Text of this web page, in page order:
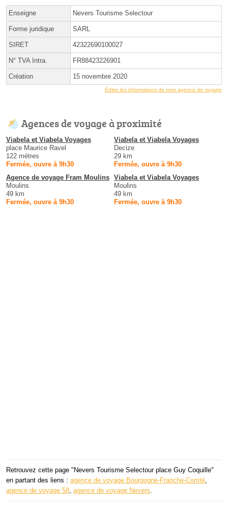
Enseigne Nevers Tourisme Selectour
Forme juridique SARL
SIRET 42322690100027
N° TVA Intra. FR88423226901
Création 15 novembre 2020
Éditer les informations de mon agence de voyage
Agences de voyage à proximité
Viabela et Viabela Voyages
place Maurice Ravel
122 mètres
Fermée, ouvre à 9h30
Viabela et Viabela Voyages
Decize
29 km
Fermée, ouvre à 9h30
Agence de voyage Fram Moulins
Moulins
49 km
Fermée, ouvre à 9h30
Viabela et Viabela Voyages
Moulins
49 km
Fermée, ouvre à 9h30
Retrouvez cette page "Nevers Tourisme Selectour place Guy Coquille"
en partant des liens : agence de voyage Bourgogne-Franche-Comté
agence de voyage 58 agence de voyage Nevers